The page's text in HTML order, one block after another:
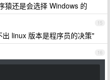
猿还是会选择 Windows 的
15
linux 版本是程序员的决策"
16